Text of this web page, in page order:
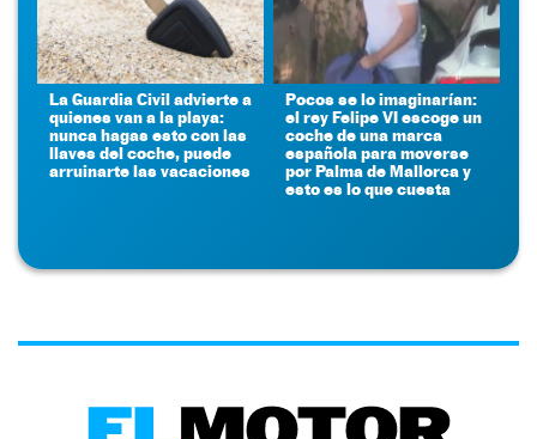
La Guardia Civil advierte a
quienes van a la playa:
nunca hagas esto con las
llaves del coche, puede
arruinarte las vacaciones
Pocos se lo imaginarían:
el rey Felipe VI escoge un
coche de una marca
española para moverse
por Palma de Mallorca y
esto es lo que cuesta